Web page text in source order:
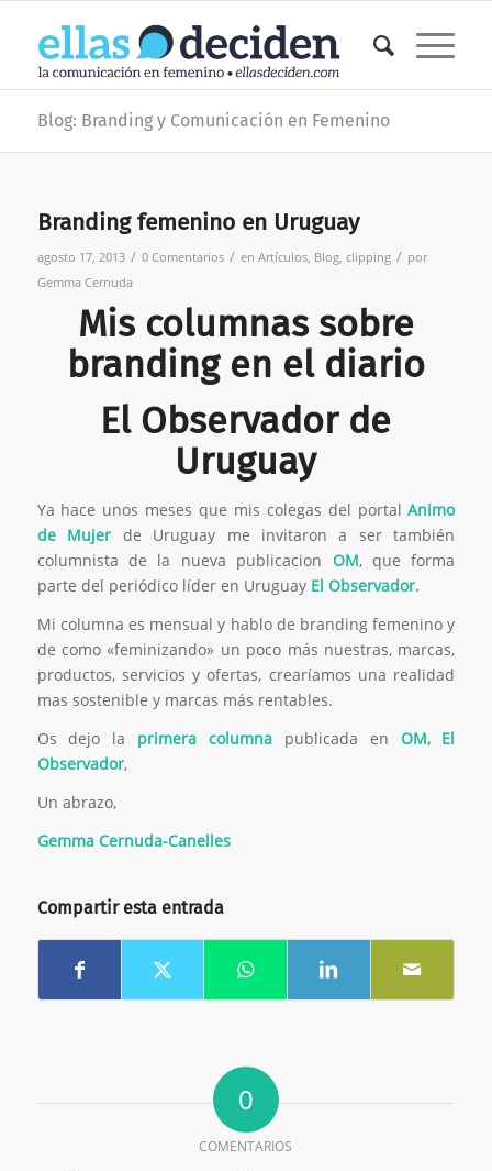
Blog: Branding y Comunicación en Femenino
Branding femenino en Uruguay
agosto 17, 2013 / 0 Comentarios / en Artículos, Blog, clipping / por
Gemma Cernuda
Mis columnas sobre
branding en el diario
El Observador de
Uruguay
Ya hace unos meses que mis colegas del portalAnimo
de Mujer de Uruguay me invitaron a ser también
columnista de la nueva publicacion OM, que forma
parte del periódico líder en Uruguay El Observador.
Mi columna es mensual y hablo de branding femenino y
de como «feminizando» un poco más nuestras, marcas,
productos, servicios y ofertas, crearíamos una realidad
mas sostenible y marcas más rentables.
Os dejo la primera columna publicada en OM, El
Observador,
Un abrazo,
Gemma Cernuda-Canelles
Compartir esta entrada
0
COMENTARIOS